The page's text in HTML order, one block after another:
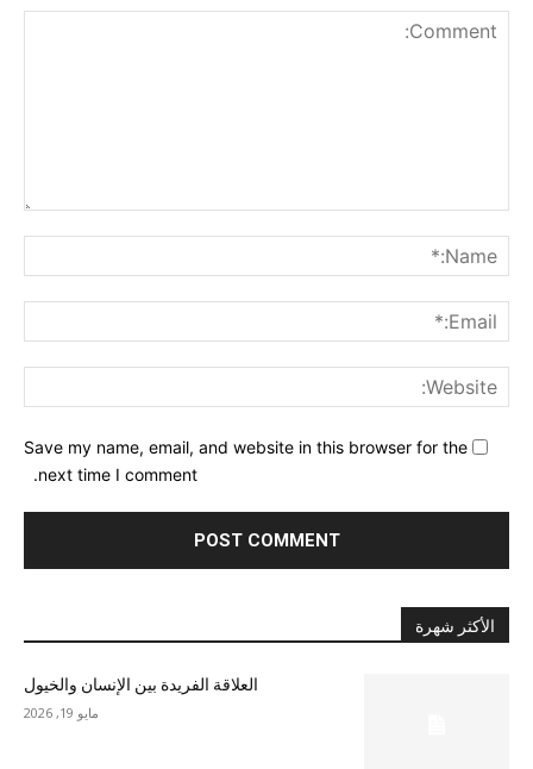
Save my name, email, and website in this browser for the
next time I comment.
الأكثر شهرة
العلاقة الفريدة بين الإنسان والخيول
مايو 19, 2026